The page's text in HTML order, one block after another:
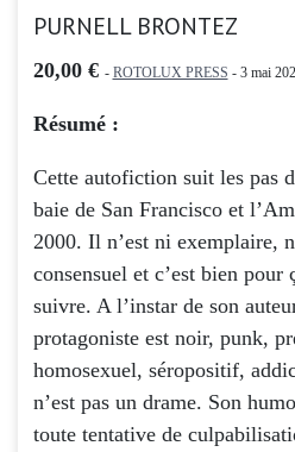
PURNELL BRONTEZ
20,00 € - ROTOLUX PRESS - 3 mai
Résumé :
Cette autofiction suit les pas
baie de San Francisco et
2000. Il n’est ni exemplaire,
consensuel et c’est bien pour
suivre. A l’instar de son
protagoniste est noir, punk,
homosexuel, séropositif,
n’est pas un drame. Son
toute tentative de